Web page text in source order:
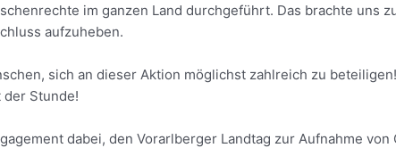
im ganzen Land durchgeführt. Das brachte uns
aufzuheben.
sich an dieser Aktion möglichst zahlreich zu
Stunde!
dabei, den Vorarlberger Landtag zur Aufnahme